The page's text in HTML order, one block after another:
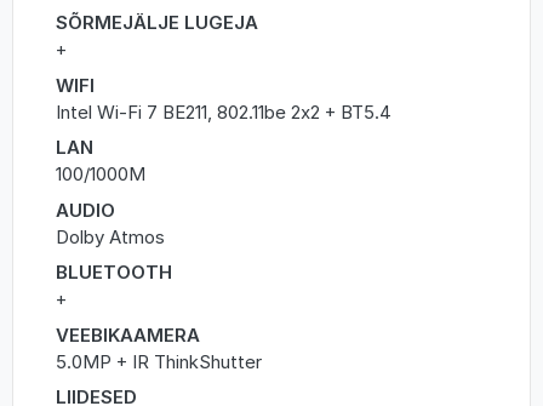
SÕRMEJÄLJE LUGEJA
+
WIFI
Intel Wi-Fi 7 BE211, 802.11be 2x2 + BT5.4
LAN
100/1000M
AUDIO
Dolby Atmos
BLUETOOTH
+
VEEBIKAAMERA
5.0MP + IR ThinkShutter
LIIDESED